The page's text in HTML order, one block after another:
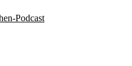
Podcast